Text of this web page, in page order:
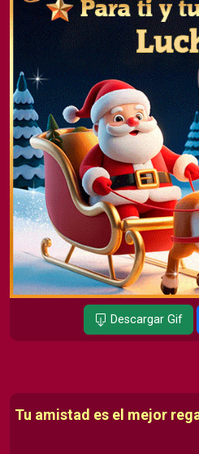
Descargar Gif
Tu amistad es el mejor